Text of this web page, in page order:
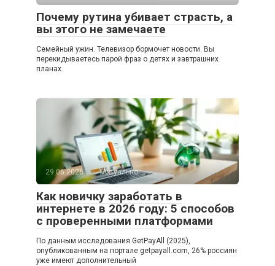
Почему рутина убивает страсть, а
вы этого не замечаете
Семейный ужин. Телевизор бормочет новости. Вы
перекидываетесь парой фраз о детях и завтрашних
планах.
29.06.2026 Актуально
Как новичку заработать в
интернете в 2026 году: 5 способов
с проверенными платформами
По данным исследования GetPayAll (2025),
опубликованным на портале getpayall.com, 26% россиян
уже имеют дополнительный